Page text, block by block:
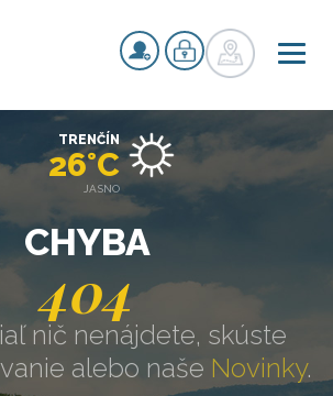
CHYBA
404
nič nenájdete, skúste
alebo naše Novinky.
TRENČÍN
26°C
JASNO